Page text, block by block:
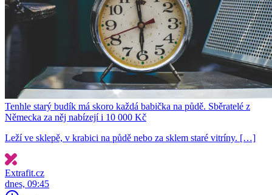
Tenhle starý budík má skoro každá babička na půdě. Sběratelé z
Německa za něj nabízejí i 10 000 Kč
Leží ve sklepě, v krabici na půdě nebo za sklem staré vitríny. […]
Extrafit.cz
dnes, 09:45